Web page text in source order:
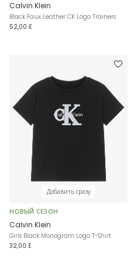
Calvin Klein
Black Faux Leather CK Logo Trainers
52,00 £
Добавить сразу
НОВЫЙ СЕЗОН
Calvin Klein
Girls Black Monogram Logo T-Shirt
32,00 £